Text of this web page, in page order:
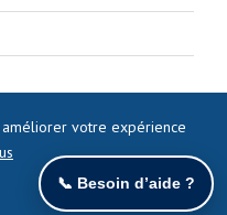
votre expérience
📞 Besoin d’aide ?